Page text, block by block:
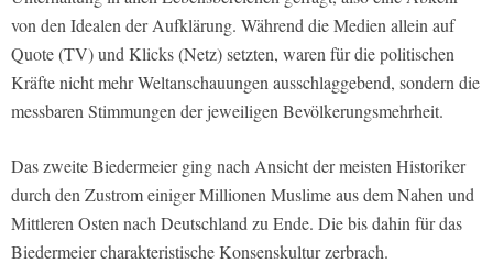
von den Idealen der Aufklärung. Während die Medien allein auf
Quote (TV) und Klicks (Netz) setzten, waren für die politischen
Kräfte nicht mehr Weltanschauungen ausschlaggebend, sondern die
messbaren Stimmungen der jeweiligen Bevölkerungsmehrheit.
Das zweite Biedermeier ging nach Ansicht der meisten Historiker
durch den Zustrom einiger Millionen Muslime aus dem Nahen und
Mittleren Osten nach Deutschland zu Ende. Die bis dahin für das
Biedermeier charakteristische Konsenskultur zerbrach.